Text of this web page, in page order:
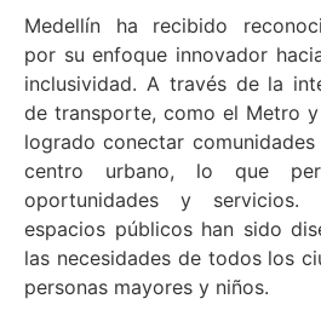
Medellín ha recibido
por su enfoque innovador
inclusividad. A través de la
de transporte, como el Metro
logrado conectar
centro urbano, lo que
oportunidades y servicios.
espacios públicos han sido
las necesidades de todos los
personas mayores y niños.